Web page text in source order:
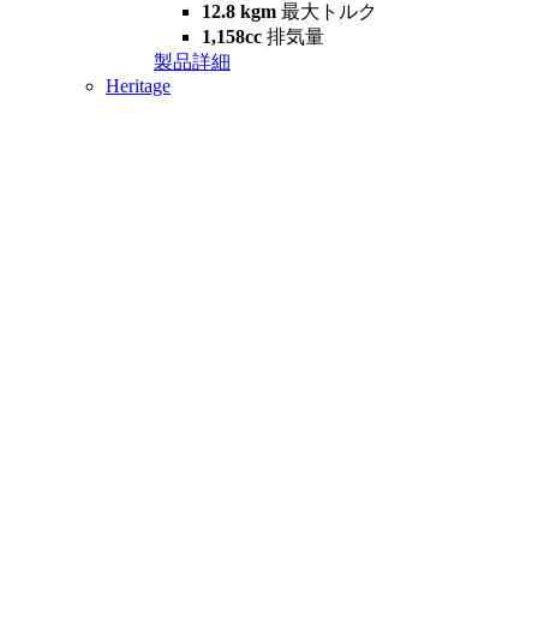
12.8 kgm 最大トルク
1,158cc 排気量
製品詳細
Heritage